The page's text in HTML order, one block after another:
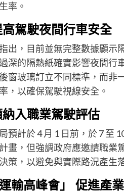
率。
駕駛夜間行車安全
出，目前並無完整數據顯示
深的隔熱紙確實影響夜間行
窗玻璃訂立不同標準，而非
，以確保駕駛視線安全。
入職業駕駛評估
預計於 4 月 1 日前，於 7 至
畫，但強調政府應邀請職業
策，以避免與實際路況產生
輸高峰會」 促進產